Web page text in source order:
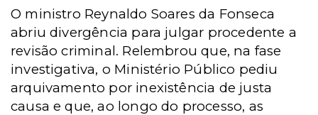
O ministro Reynaldo Soares da Fonseca
abriu divergência para julgar procedente a
revisão criminal. Relembrou que, na fase
investigativa, o Ministério Público pediu
arquivamento por inexistência de justa
causa e que, ao longo do processo, as